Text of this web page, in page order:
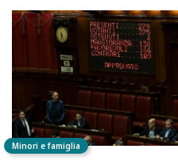
Minori e famiglia